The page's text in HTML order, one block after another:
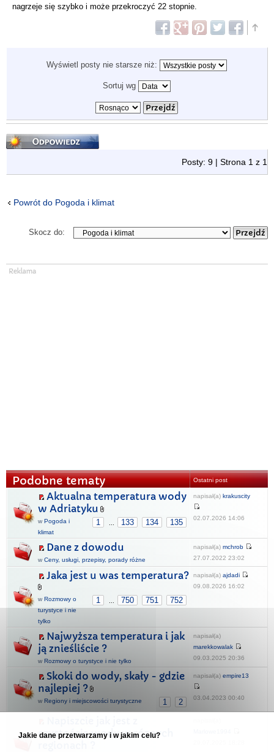
nagrzeje się szybko i może przekroczyć 22 stopnie.
Wyświetl posty nie starsze niż:
Sortuj wg
Odpowiedz
Posty: 9 | Strona 1 z 1
Powrót do Pogoda i klimat
Skocz do:
Podobne tematy Ostatni post
Aktualna temperatura wody
w Adriatyku
1 133 134 135
w Pogoda i
klimat
napisał(a) krakuscity
02.07.2026 14:06
Dane z dowodu
w Ceny, usługi, przepisy, porady różne
napisał(a) mchrob
27.07.2022 23:02
Jaka jest u was temperatura?
1 750 751 752
w Rozmowy o
turystyce i nie
tylko
napisał(a) ajdadi
09.08.2026 16:02
Najwyższa temperatura i jak
ją znieśliście ?
w Rozmowy o turystyce i nie tylko
napisał(a)
marekkowalak
09.03.2025 20:36
Skoki do wody, skały - gdzie
najlepiej ?
1 2
w Regiony i miejscowości turystyczne
napisał(a) empire13
03.04.2023 00:40
czystością wody w róznych
Jakie dane przetwarzamy i w jakim celu?